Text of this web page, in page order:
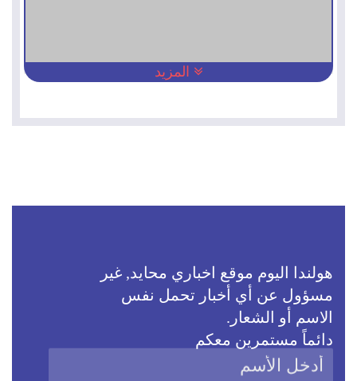
المزيد
هولندا اليوم موقع اخباري محايد, غير
مسؤول عن أي أخبار تحمل نفس
الاسم أو الشعار.
دائماً مستمرين معكم